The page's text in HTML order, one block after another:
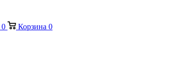
0 Корзина 0